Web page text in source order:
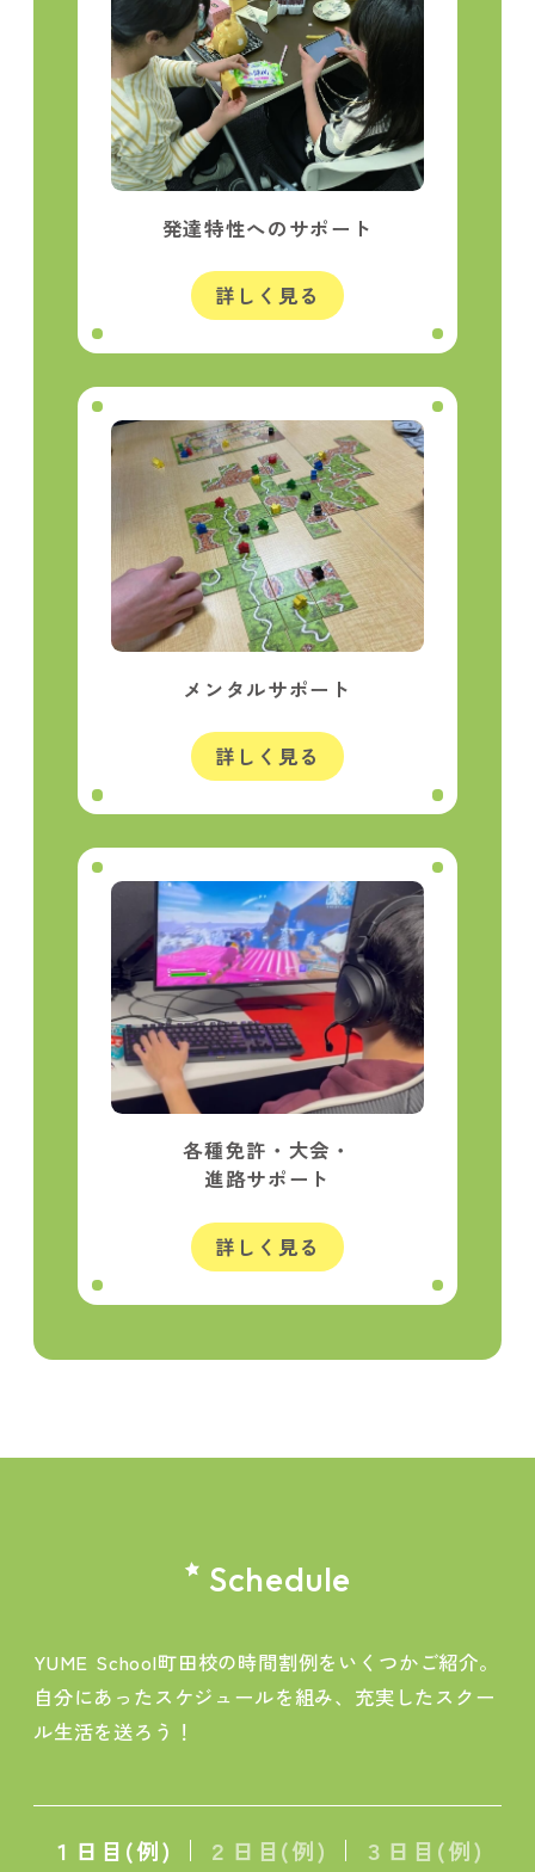
発達特性へのサポート
詳しく見る
メンタルサポート
詳しく見る
各種免許・大会・
進路サポート
詳しく見る
Schedule
YUME School町田校の時間割例をいくつかご紹介。
自分にあったスケジュールを組み、充実したスクー
ル生活を送ろう！
１日目(例) ２日目(例) ３日目(例)